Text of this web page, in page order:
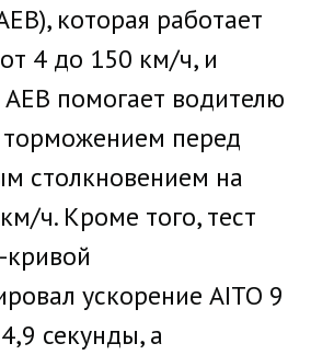
которая работает
4 до 150 км/ч, и
помогает водителю
перед
столкновением на
ч. Кроме того, тест
кривой
ускорение AITO 9
секунды, а